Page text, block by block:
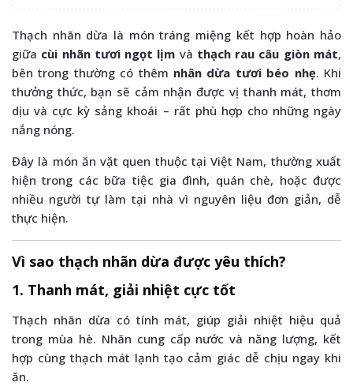
Thạch nhãn dừa là món tráng miệng kết hợp hoàn hảo
giữa cùi nhãn tươi ngọt lịm và thạch rau câu giòn mát,
bên trong thường có thêm nhân dừa tươi béo nhẹ. Khi
thưởng thức, bạn sẽ cảm nhận được vị thanh mát, thơm
dịu và cực kỳ sảng khoái – rất phù hợp cho những ngày
nắng nóng.
Đây là món ăn vặt quen thuộc tại Việt Nam, thường xuất
hiện trong các bữa tiệc gia đình, quán chè, hoặc được
nhiều người tự làm tại nhà vì nguyên liệu đơn giản, dễ
thực hiện.
Vì sao thạch nhãn dừa được yêu thích?
1. Thanh mát, giải nhiệt cực tốt
Thạch nhãn dừa có tính mát, giúp giải nhiệt hiệu quả
trong mùa hè. Nhãn cung cấp nước và năng lượng, kết
hợp cùng thạch mát lạnh tạo cảm giác dễ chịu ngay khi
ăn.